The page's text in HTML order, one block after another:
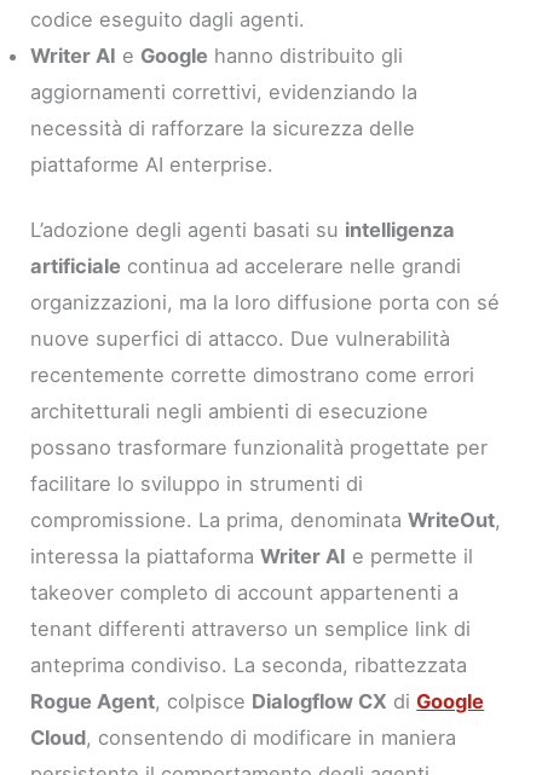
codice eseguito dagli agenti.
Writer AI e Google hanno distribuito gli
aggiornamenti correttivi, evidenziando la
necessità di rafforzare la sicurezza delle
piattaforme AI enterprise.
L’adozione degli agenti basati su intelligenza
artificiale continua ad accelerare nelle grandi
organizzazioni, ma la loro diffusione porta con sé
nuove superfici di attacco. Due vulnerabilità
recentemente corrette dimostrano come errori
architetturali negli ambienti di esecuzione
possano trasformare funzionalità progettate per
facilitare lo sviluppo in strumenti di
compromissione. La prima, denominataWriteOut,
interessa la piattaformaWriter AI e permette il
takeover completo di account appartenenti a
tenant differenti attraverso un semplice link di
anteprima condiviso. La seconda, ribattezzata
Rogue Agent, colpisce Dialogflow CX diGoogle
Cloud, consentendo di modificare in maniera